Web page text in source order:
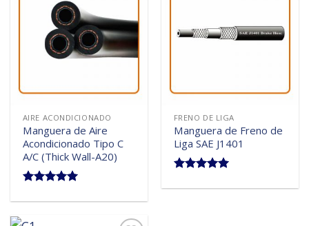
a la
lista de
deseos
AIRE ACONDICIONADO
Manguera de Aire
Acondicionado Tipo C
A/C (Thick Wall-A20)
lista de
deseos
FRENO DE LIGA
Manguera de Freno de
Liga SAE J1401